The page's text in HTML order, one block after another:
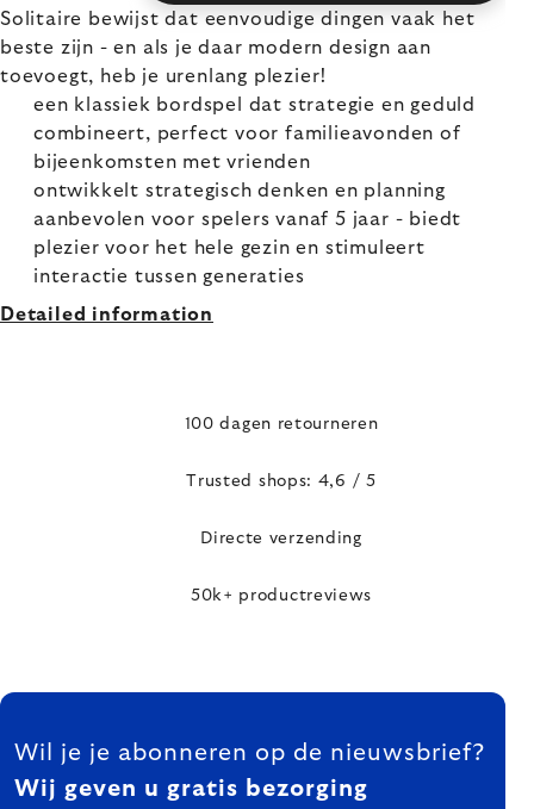
Solitaire bewijst dat eenvoudige dingen vaak het
beste zijn - en als je daar modern design aan
toevoegt, heb je urenlang plezier!
een klassiek bordspel dat strategie en geduld
combineert, perfect voor familieavonden of
bijeenkomsten met vrienden
ontwikkelt strategisch denken en planning
aanbevolen voor spelers vanaf 5 jaar - biedt
plezier voor het hele gezin en stimuleert
interactie tussen generaties
Detailed information
100 dagen retourneren
Trusted shops: 4,6 / 5
Directe verzending
50k+ productreviews
FOOTER
Wil je je abonneren op de nieuwsbrief?
Wij geven u gratis bezorging